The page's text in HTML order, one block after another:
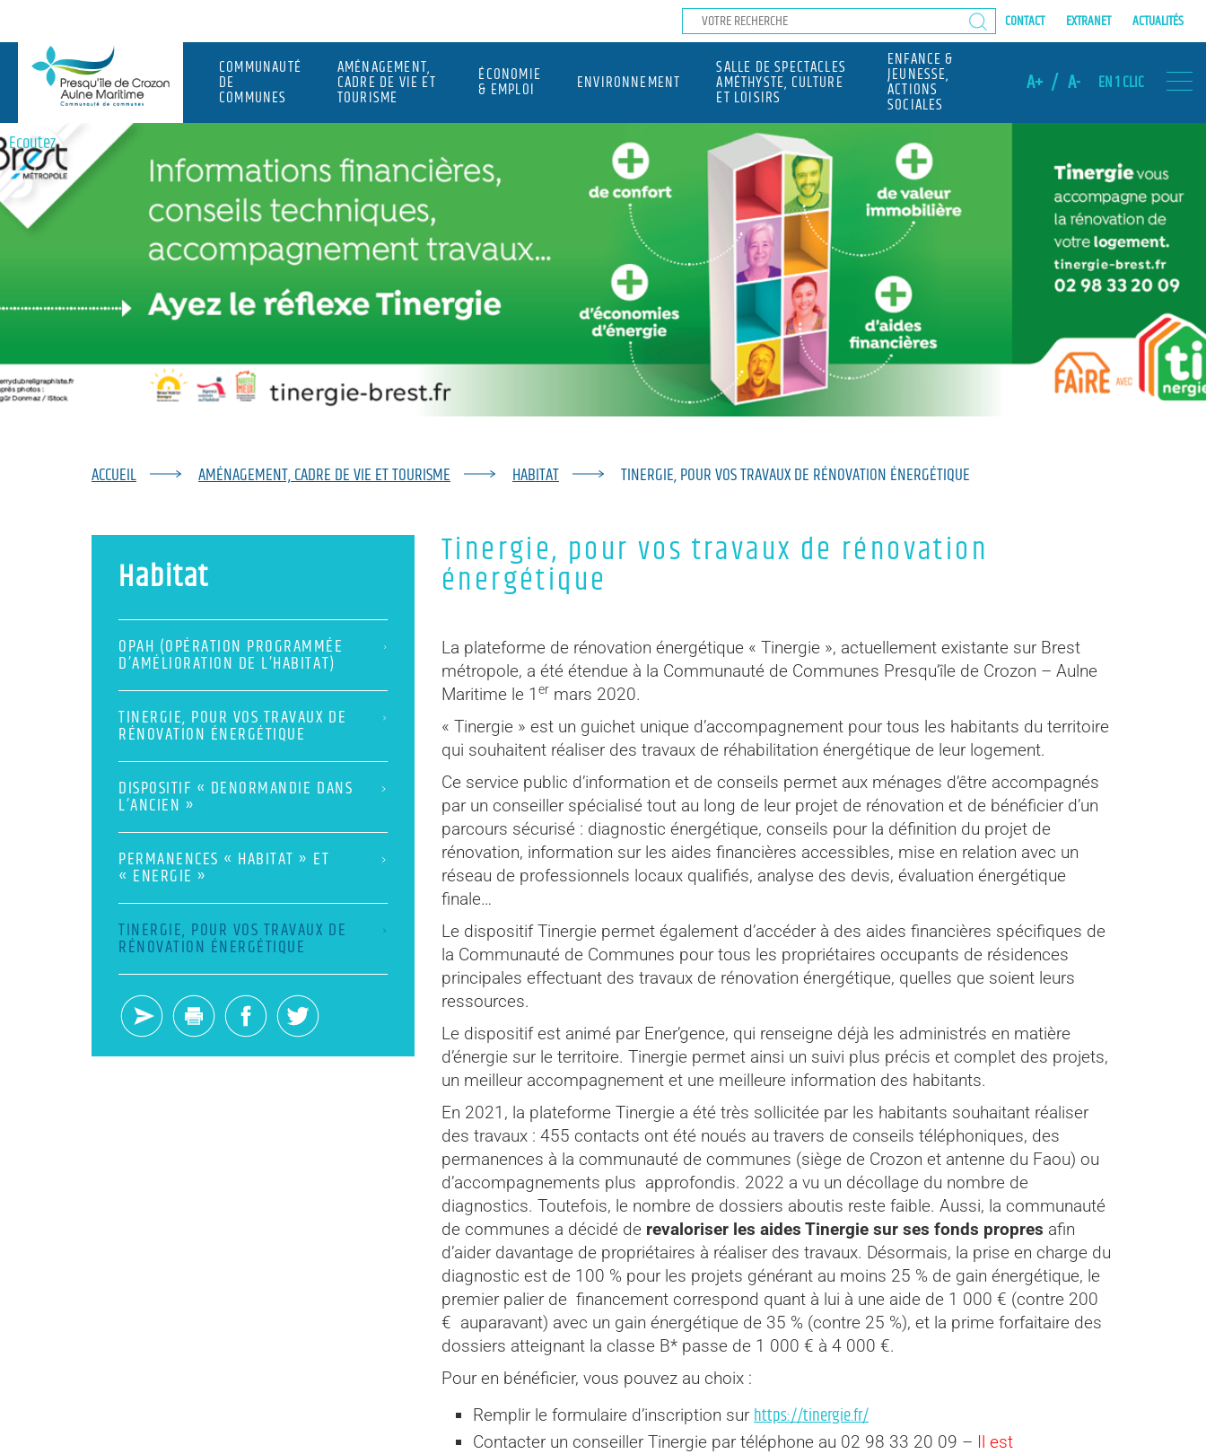
CONTACT EXTRANET ACTUALITÉS
COMMUNAUTÉ
DE
COMMUNES
AMÉNAGEMENT,
CADRE DE VIE ET
TOURISME
ÉCONOMIE
& EMPLOI ENVIRONNEMENT
SALLE DE SPECTACLES
AMÉTHYSTE, CULTURE
ET LOISIRS
ENFANCE &
JEUNESSE,
ACTIONS
SOCIALES
A+ / A- EN 1 CLIC
Ecoutez
ACCUEIL AMÉNAGEMENT, CADRE DE VIE ET TOURISME HABITAT TINERGIE, POUR VOS TRAVAUX DE RÉNOVATION ÉNERGÉTIQUE
Habitat
OPAH (OPÉRATION PROGRAMMÉE
D’AMÉLIORATION DE L’HABITAT)
TINERGIE, POUR VOS TRAVAUX DE
RÉNOVATION ÉNERGÉTIQUE
DISPOSITIF « DENORMANDIE DANS
L’ANCIEN »
PERMANENCES « HABITAT » ET
« ENERGIE »
TINERGIE, POUR VOS TRAVAUX DE
RÉNOVATION ÉNERGÉTIQUE
Tinergie, pour vos travaux de rénovation
énergétique
La plateforme de rénovation énergétique « Tinergie », actuellement existante sur Brest
métropole, a été étendue à la Communauté de Communes Presqu’île de Crozon – Aulne
Maritime le 1 er mars 2020.
« Tinergie » est un guichet unique d’accompagnement pour tous les habitants du territoire
qui souhaitent réaliser des travaux de réhabilitation énergétique de leur logement.
Ce service public d’information et de conseils permet aux ménages d’être accompagnés
par un conseiller spécialisé tout au long de leur projet de rénovation et de bénéficier d’un
parcours sécurisé : diagnostic énergétique, conseils pour la définition du projet de
rénovation, information sur les aides financières accessibles, mise en relation avec un
réseau de professionnels locaux qualifiés, analyse des devis, évaluation énergétique
finale…
Le dispositif Tinergie permet également d’accéder à des aides financières spécifiques de
la Communauté de Communes pour tous les propriétaires occupants de résidences
principales effectuant des travaux de rénovation énergétique, quelles que soient leurs
ressources.
Le dispositif est animé par Ener’gence, qui renseigne déjà les administrés en matière
d’énergie sur le territoire. Tinergie permet ainsi un suivi plus précis et complet des projets,
un meilleur accompagnement et une meilleure information des habitants.
En 2021, la plateforme Tinergie a été très sollicitée par les habitants souhaitant réaliser
des travaux : 455 contacts ont été noués au travers de conseils téléphoniques, des
permanences à la communauté de communes (siège de Crozon et antenne du Faou) ou
d’accompagnements plus approfondis. 2022 a vu un décollage du nombre de
diagnostics. Toutefois, le nombre de dossiers aboutis reste faible. Aussi, la communauté
de communes a décidé de revaloriser les aides Tinergie sur ses fonds propres afin
d’aider davantage de propriétaires à réaliser des travaux. Désormais, la prise en charge du
diagnostic est de 100 % pour les projets générant au moins 25 % de gain énergétique, le
premier palier de financement correspond quant à lui à une aide de 1 000 € (contre 200
€ auparavant) avec un gain énergétique de 35 % (contre 25 %), et la prime forfaitaire des
dossiers atteignant la classe B* passe de 1 000 € à 4 000 €.
Pour en bénéficier, vous pouvez au choix :
Remplir le formulaire d’inscription sur https://tinergie.fr/
Contacter un conseiller Tinergie par téléphone au 02 98 33 20 09 – Il est